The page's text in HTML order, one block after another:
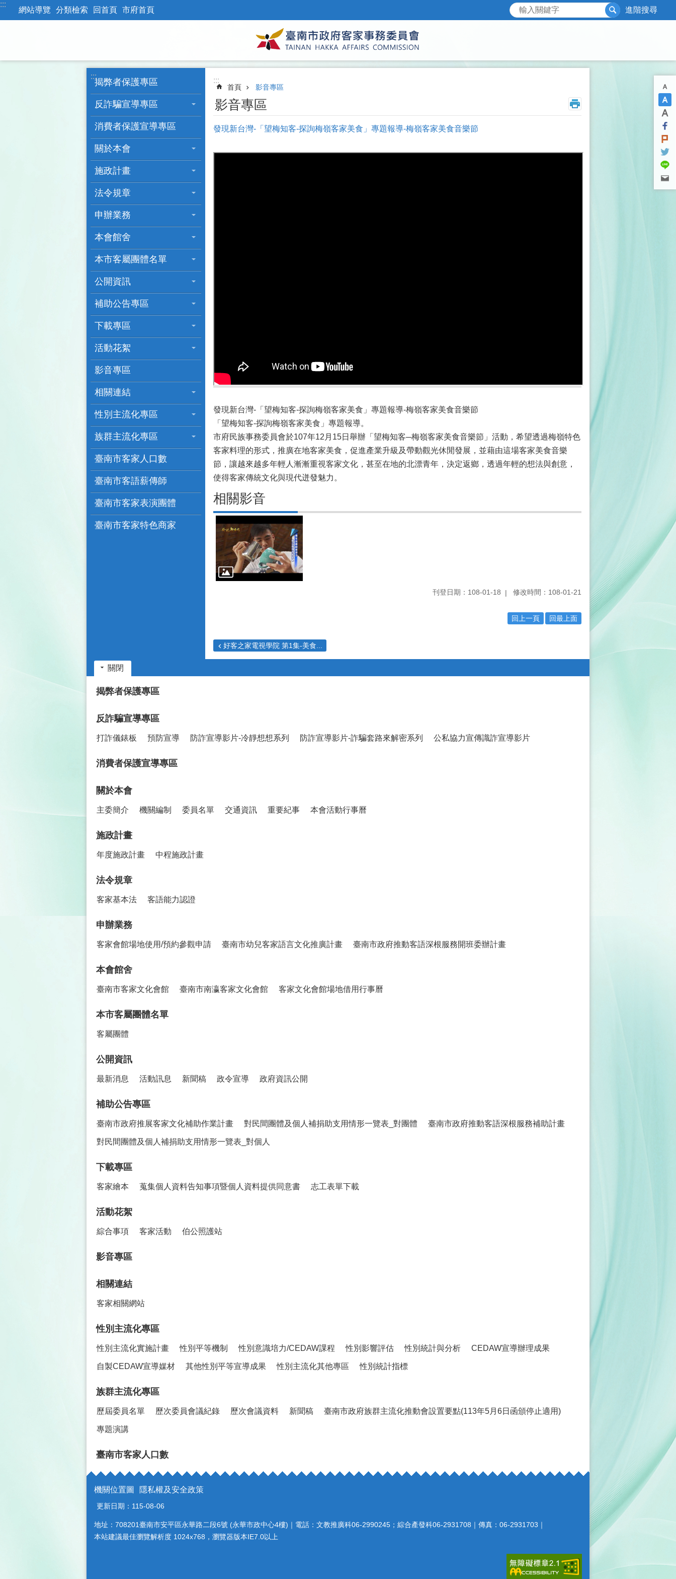
跳到主要內容區塊
:::
網站導覽 分類檢索 回首頁 市府首頁 搜尋 進階搜尋
:::
揭弊者保護專區
反詐騙宣導專區
消費者保護宣導專區
關於本會
施政計畫
法令規章
申辦業務
本會館舍
本市客屬團體名單
公開資訊
補助公告專區
下載專區
活動花絮
影音專區
相關連結
性別主流化專區
族群主流化專區
臺南市客家人口數
臺南市客語薪傳師
臺南市客家表演團體
臺南市客家特色商家
:::
首頁 影音專區
影音專區
發現新台灣-「望梅知客-探詢梅嶺客家美食」專題報導-梅嶺客家美食音樂節
發現新台灣-「望梅知客-探詢梅嶺客家美食」專題報導-梅嶺客家美食音樂節
「望梅知客-探詢梅嶺客家美食」專題報導。
市府民族事務委員會於107年12月15日舉辦「望梅知客─梅嶺客家美食音樂節」活動，希望透過梅嶺特色
客家料理的形式，推廣在地客家美食，促進產業升級及帶動觀光休閒發展，並藉由這場客家美食音樂
節，讓越來越多年輕人漸漸重視客家文化，甚至在地的北漂青年，決定返鄉，透過年輕的想法與創意，
使得客家傳統文化與現代迸發魅力。
相關影音
刊登日期：108-01-18 修改時間：108-01-21
回上一頁 回最上面
好客之家電視學院 第1集-美食...
關閉
揭弊者保護專區
反詐騙宣導專區
打詐儀錶板 預防宣導 防詐宣導影片-冷靜想想系列 防詐宣導影片-詐騙套路來解密系列 公私協力宣傳識詐宣導影片
消費者保護宣導專區
關於本會
主委簡介 機關編制 委員名單 交通資訊 重要紀事 本會活動行事曆
施政計畫
年度施政計畫 中程施政計畫
法令規章
客家基本法 客語能力認證
申辦業務
客家會館場地使用/預約參觀申請 臺南市幼兒客家語言文化推廣計畫 臺南市政府推動客語深根服務開班委辦計畫
本會館舍
臺南市客家文化會館 臺南市南瀛客家文化會館 客家文化會館場地借用行事曆
本市客屬團體名單
客屬團體
公開資訊
最新消息 活動訊息 新聞稿 政令宣導 政府資訊公開
補助公告專區
臺南市政府推展客家文化補助作業計畫 對民間團體及個人補捐助支用情形一覽表_對團體 臺南市政府推動客語深根服務補助計畫
對民間團體及個人補捐助支用情形一覽表_對個人
下載專區
客家繪本 蒐集個人資料告知事項暨個人資料提供同意書 志工表單下載
活動花絮
綜合事項 客家活動 伯公照護站
影音專區
相關連結
客家相關網站
性別主流化專區
性別主流化實施計畫 性別平等機制 性別意識培力/CEDAW課程 性別影響評估 性別統計與分析 CEDAW宣導辦理成果
自製CEDAW宣導媒材 其他性別平等宣導成果 性別主流化其他專區 性別統計指標
族群主流化專區
歷屆委員名單 歷次委員會議紀錄 歷次會議資料 新聞稿 臺南市政府族群主流化推動會設置要點(113年5月6日函頒停止適用)
專題演講
臺南市客家人口數
機關位置圖 隱私權及安全政策
更新日期： 115-08-06
地址：708201臺南市安平區永華路二段6號 (永華市政中心4樓)｜電話：文教推廣科06-2990245；綜合產發科06-2931708｜傳真：06-2931703｜
本站建議最佳瀏覽解析度 1024x768，瀏覽器版本IE7.0以上